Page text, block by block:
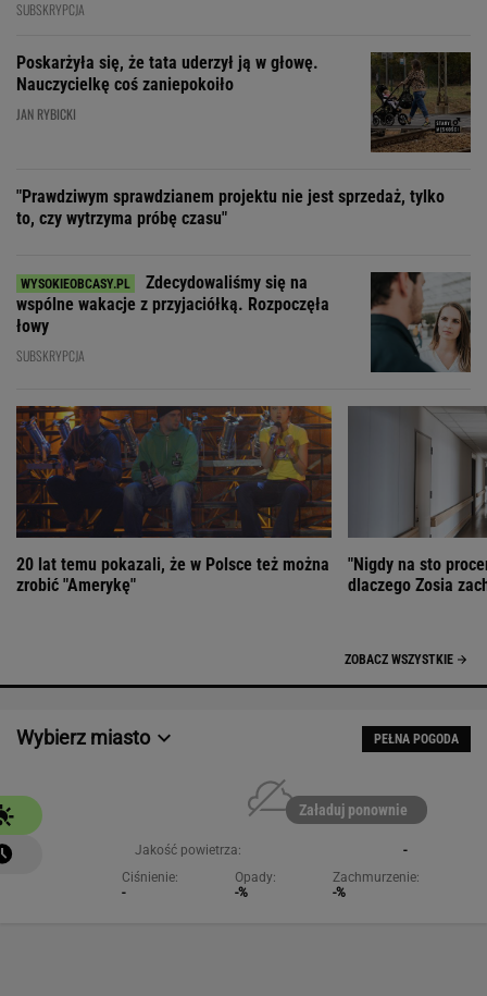
SUBSKRYPCJA
Poskarżyła się, że tata uderzył ją w głowę.
Nauczycielkę coś zaniepokoiło
JAN RYBICKI
"Prawdziwym sprawdzianem projektu nie jest sprzedaż, tylko
to, czy wytrzyma próbę czasu"
Zdecydowaliśmy się na
wspólne wakacje z przyjaciółką. Rozpoczęła
łowy
SUBSKRYPCJA
20 lat temu pokazali, że w Polsce też można
zrobić "Amerykę"
"Nigdy na sto
dlaczego Zosia
ZOBACZ WSZYSTKIE
Wybierz miasto PEŁNA POGODA
Załaduj ponownie
Jakość powietrza:
-
Ciśnienie:
-
Opady:
-%
Zachmurzenie:
-%